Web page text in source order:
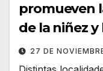
promueven
de la niñez
27 DE